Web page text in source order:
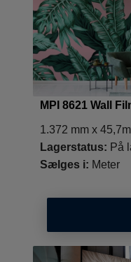
MPI 8621 Wall
1.372 mm x
Lagerstatus: På
Sælges i: Meter